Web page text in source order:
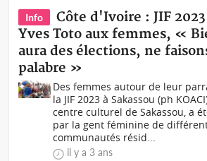
Info
Côte d'Ivoire : JIF 2023
Yves Toto aux femmes, «
aura des élections, ne
palabre »
Des femmes autour de leur
la JIF 2023 à Sakassou (ph
centre culturel de Sakassou, a
par la gent féminine de
communautés résid...
il y a 3 ans